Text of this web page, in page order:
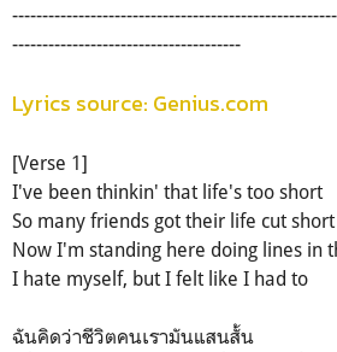
--------------------------------------
Lyrics source: Genius.com
[Verse 1]
I've been thinkin' that life's too short
So many friends got their life cut short
Now I'm standing here doing lines in
I hate myself, but I felt like I had to
ฉันคิดว่าชีวิตคนเรามันแสนสั้น